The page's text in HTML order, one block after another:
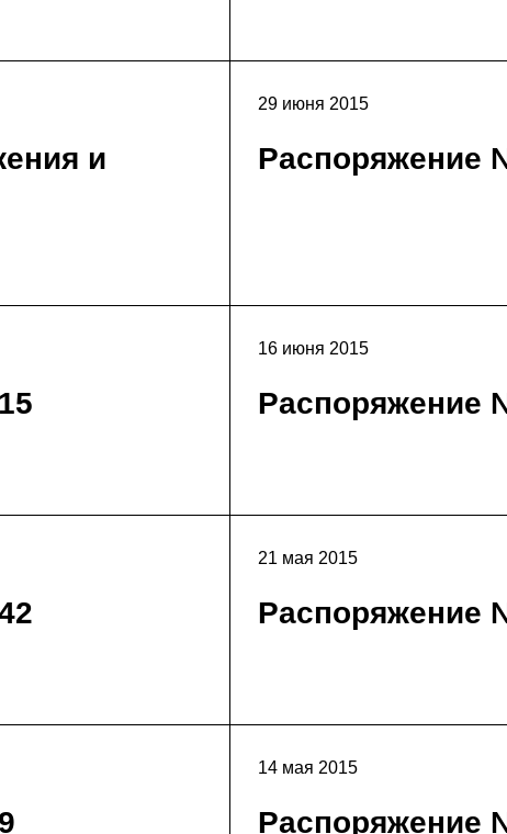
и
29 июня 2015
Распоряжение
16 июня 2015
Распоряжение
21 мая 2015
Распоряжение
14 мая 2015
Распоряжение